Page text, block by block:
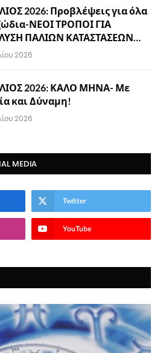
2026: Προβλέψεις για όλα
ΝΕΟΙ ΤΡΟΠΟΙ ΓΙΑ
ΠΑΛΙΩΝ ΚΑΤΑΣΤΑΣΕΩΝ…
2026
2026: ΚΑΛΟ ΜΗΝΑ- Με
και Δύναμη!
2026
MEDIA
Twitter
YouTube